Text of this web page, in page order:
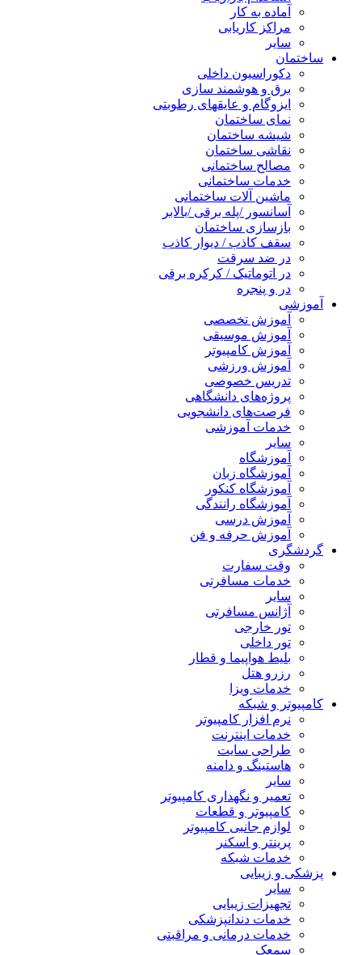
آماده به کار
مراکز کاریابی
سایر
ساختمان
دکوراسیون داخلی
برق و هوشمند سازی
ایزوگام و عایقهای رطوبتی
نمای ساختمان
شیشه ساختمان
نقاشی ساختمان
مصالح ساختمانی
خدمات ساختمانی
ماشین آلات ساختمانی
آسانسور /پله برقی /بالابر
بازسازی ساختمان
سقف کاذب / دیوار کاذب
در ضد سرقت
در اتوماتیک / کرکره برقی
در و پنجره
آموزشی
آموزش تخصصی
آموزش موسیقی
آموزش کامپیوتر
آموزش ورزشی
تدریس خصوصی
پروژه‌های دانشگاهی
فرصت‌های دانشجویی
خدمات آموزشی
سایر
آموزشگاه
آموزشگاه زبان
آموزشگاه کنکور
آموزشگاه رانندگی
آموزش درسی
آموزش حرفه و فن
گردشگری
وقت سفارت
خدمات مسافرتی
سایر
آژانس مسافرتی
تور خارجی
تور داخلی
بلیط هواپیما و قطار
رزرو هتل
خدمات ویزا
کامپیوتر و شبکه
نرم افزار کامپیوتر
خدمات اینترنت
طراحی سایت
هاستینگ و دامنه
سایر
تعمیر و نگهداری کامپیوتر
کامپیوتر و قطعات
لوازم جانبی کامپیوتر
پرینتر و اسکنر
خدمات شبکه
پزشکی و زیبایی
سایر
تجهیزات زیبایی
خدمات دندانپزشکی
خدمات درمانی و مراقبتی
سمعک